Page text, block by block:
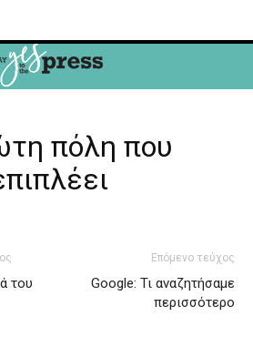
πόλη που
του
Επόμενο τεύχος
Google: Τι αναζητήσαμε
περισσότερο